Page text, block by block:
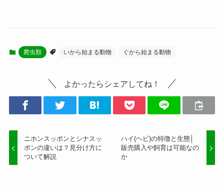
爬虫類 いから始まる動物 ぐから始まる動物
よかったらシェアしてね！
ニホンスッポンとシナスッ
ポンの違いは？見分け方に
ついて解説
ハイ(ヘビ)の特徴と生態│
販売購入や飼育は可能なの
か